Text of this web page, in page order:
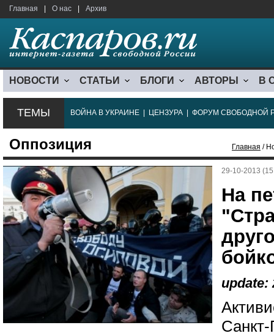
Главная О нас Архив
НОВОСТИ СТАТЬИ БЛОГИ АВТОРЫ В
ТЕМЫ ВОЙНА В УКРАИНЕ ЦЕНЗУРА ФОРУМ СВОБОДНОЙ
Оппозиция Главная /
29-10-2013
На
update:
Санкт-